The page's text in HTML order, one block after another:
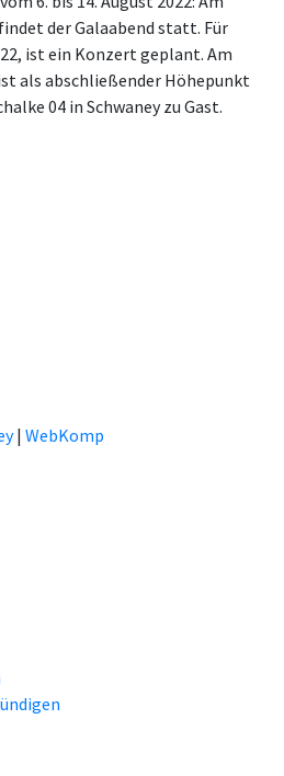
der Galaabend statt. Für
ist ein Konzert geplant. Am
als abschließender Höhepunkt
04 in Schwaney zu Gast.
| WebKomp